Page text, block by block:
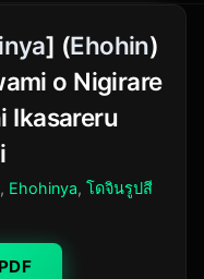
] (Ehohin)
o Nigirare
Ikasareru
, Ehohinya, โดจินรูปสี